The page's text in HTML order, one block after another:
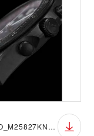
T24_PRO_M25827KN_004